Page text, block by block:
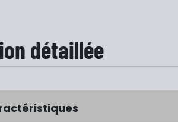
détaillée